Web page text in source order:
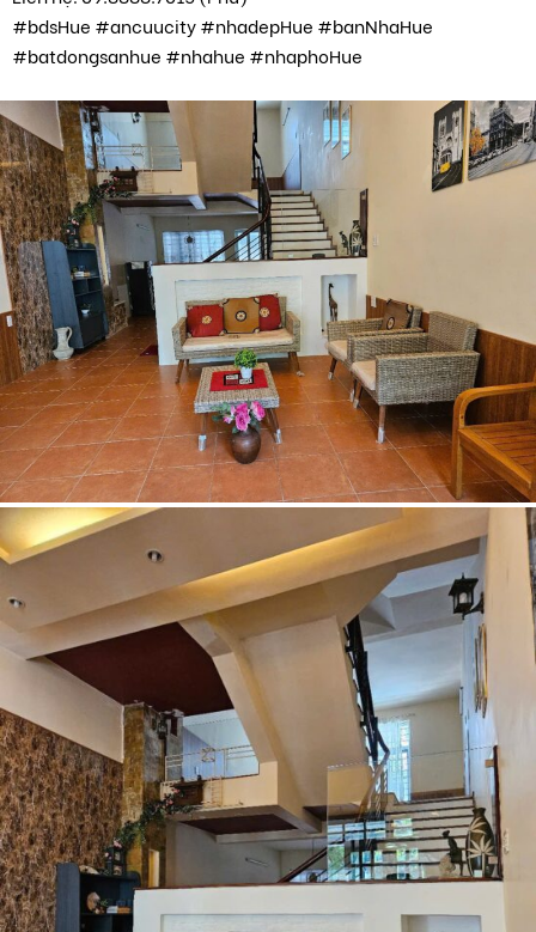
#bdsHue #ancuucity #nhadepHue #banNhaHue
#batdongsanhue #nhahue #nhaphoHue